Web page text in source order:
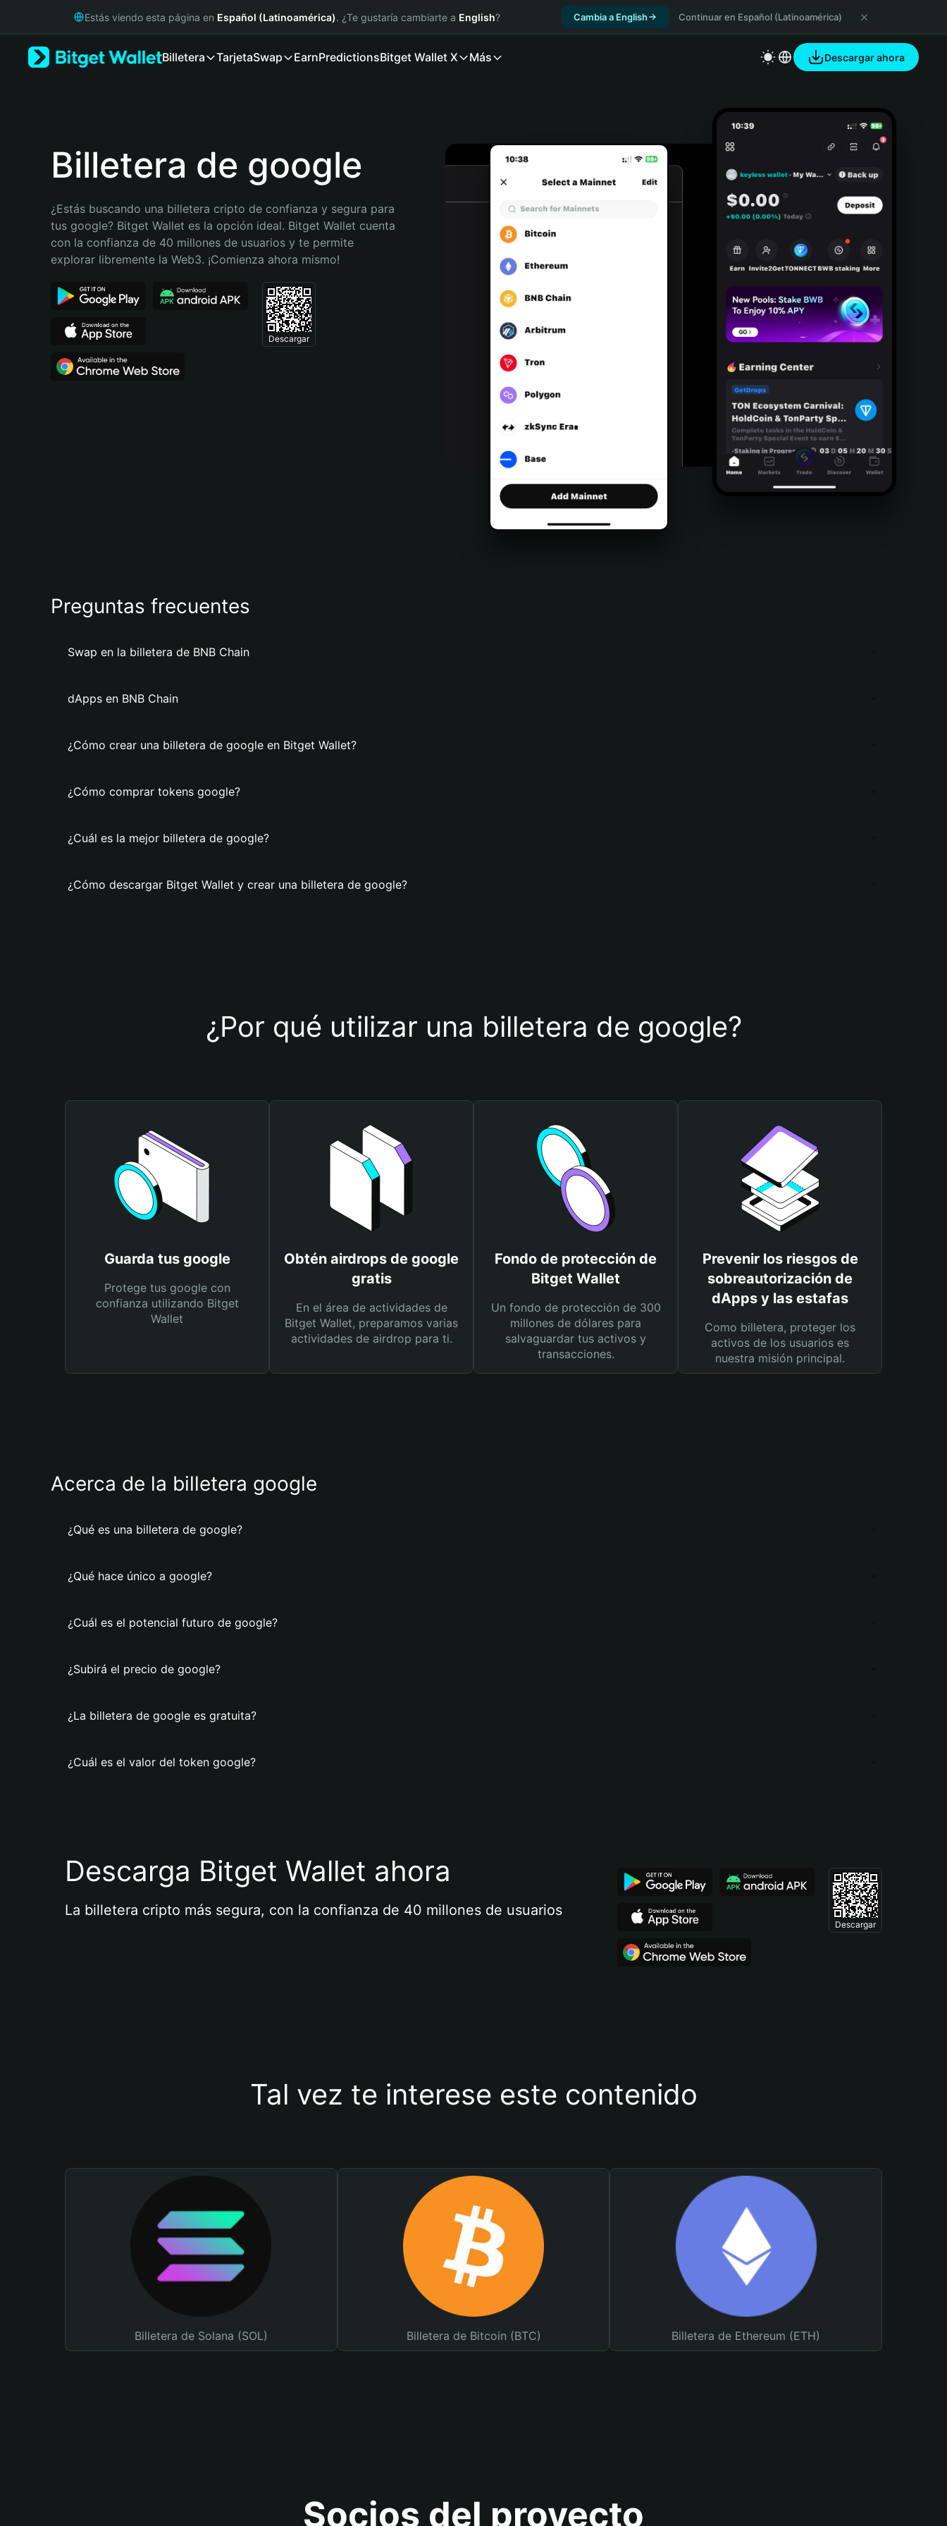
Русский
Bahasa Indonesia
Português (Brasil)
Estás viendo esta página en Español (Latinoamérica). ¿Te gustaría cambiarte a English? Cambia a English Continuar en Español (Latinoamérica)
Billetera TarjetaSwap EarnPredictionsBitget Wallet X Más Descargar ahora
Billetera de google
¿Estás buscando una billetera cripto de confianza y segura para
tus google? Bitget Wallet es la opción ideal. Bitget Wallet cuenta
con la confianza de 40 millones de usuarios y te permite
explorar libremente la Web3. ¡Comienza ahora mismo!
Descargar
Preguntas frecuentes
Swap en la billetera de BNB Chain
dApps en BNB Chain
¿Cómo crear una billetera de google en Bitget Wallet?
¿Cómo comprar tokens google?
¿Cuál es la mejor billetera de google?
¿Cómo descargar Bitget Wallet y crear una billetera de google?
¿Por qué utilizar una billetera de google?
Guarda tus google
Protege tus google con
confianza utilizando Bitget
Wallet
Obtén airdrops de google
gratis
En el área de actividades de
Bitget Wallet, preparamos varias
actividades de airdrop para ti.
Fondo de protección de
Bitget Wallet
Un fondo de protección de 300
millones de dólares para
salvaguardar tus activos y
transacciones.
Prevenir los riesgos de
sobreautorización de
dApps y las estafas
Como billetera, proteger los
activos de los usuarios es
nuestra misión principal.
Acerca de la billetera google
¿Qué es una billetera de google?
¿Qué hace único a google?
¿Cuál es el potencial futuro de google?
¿Subirá el precio de google?
¿La billetera de google es gratuita?
¿Cuál es el valor del token google?
Descarga Bitget Wallet ahora
La billetera cripto más segura, con la confianza de 40 millones de usuarios
Descargar
Tal vez te interese este contenido
Billetera de Solana (SOL) Billetera de Bitcoin (BTC) Billetera de Ethereum (ETH)
Socios del proyecto